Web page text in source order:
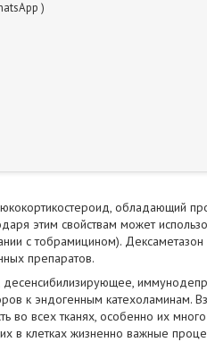
)
обладающий
этим свойствам может
с тобрамицином).
препаратов.
к эндогенным катехоламинам.
во всех тканях, особенно их
в клетках жизненно важные